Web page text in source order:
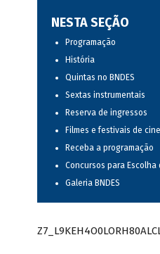
NESTA SEÇÃO
Programação
História
Quintas no BNDES
Sextas instrumentais
Reserva de ingressos
Filmes e festivais de
Receba a programação
Concursos para
Galeria BNDES